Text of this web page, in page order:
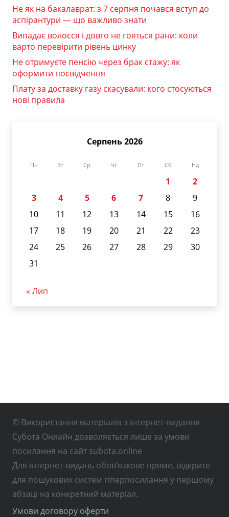
Не як на бакалаврат: з 7 серпня почався вступ до
аспірантури — що важливо знати
Випадає волосся і довго не гояться рани: коли
варто перевірити рівень цинку
Не отримуєте пенсію через брак стажу: як
оформити посвідчення
Плату за доставку газу скасували: кого стосуються
нові правила
Серпень 2026
Пн Вт Ср Чт Пт Сб Нд
1
2
3
4 5 6 7 8
9
10
11 12 13 14 15
16
17
18 19 20 21 22
23
24
25 26 27 28 29
30
31
« Лип
© Використання матеріалів з інтернет-видання
Субота Онлайн дозволяється лише за умови
посилання на сайт subota.online
Для інтернет-видань обов’язкове пряме, відкрите
для пошукових систем гіперпосилання у першому
абзаці на конкретний матеріал.
Умови договору оферти